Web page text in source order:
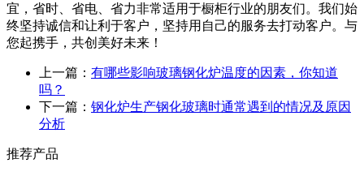
宜，省时、省电、省力非常适用于橱柜行业的朋友们。我们始
终坚持诚信和让利于客户，坚持用自己的服务去打动客户。与
您起携手，共创美好未来！
上一篇： 有哪些影响玻璃钢化炉温度的因素，你知道
吗？
下一篇： 钢化炉生产钢化玻璃时通常遇到的情况及原因
分析
推荐产品